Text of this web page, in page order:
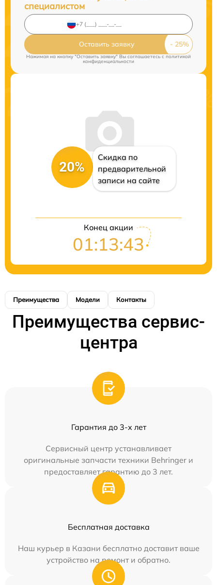
специалистом
Оставить заявку
Нажимая на кнопку "Оставить заявку" Вы соглашаетесь cполитикой
конфиденциальности
20%
Скидка по
предварительной
записи на сайте
Конец акции
01:13:43
Преимущества Модели Контакты
Преимущества сервис-
центра
Гарантия до 3-х лет
Сервисный центр устанавливает
оригинальные запчасти техники Behringer и
предоставляет гарантию до 3 лет.
Бесплатная доставка
Наш курьер в Казани бесплатно доставит ваше
устройство на ремонт и обратно.